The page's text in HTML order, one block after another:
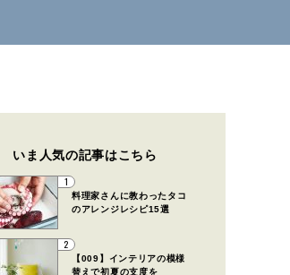
いま人気の記事はこちら
1
料理家さんに教わったタコ
のアレンジレシピ15選
2
【009】インテリアの模様
替えで初夏の支度を